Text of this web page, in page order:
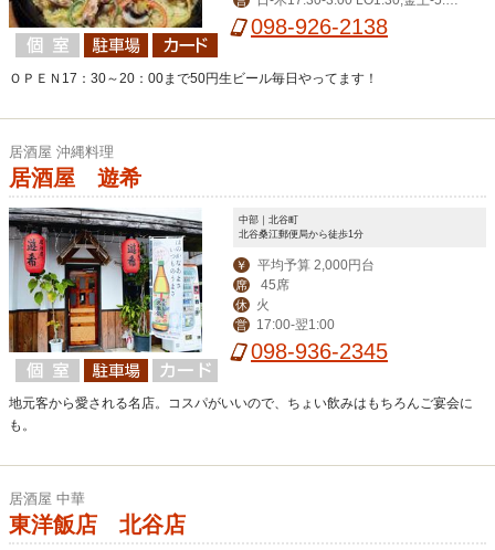
0 LO3:30
098-926-2138
ＯＰＥＮ17：30～20：00まで50円生ビール毎日やってます！
居酒屋 沖縄料理
居酒屋 遊希
中部｜北谷町
北谷桑江郵便局から徒歩1分
￥ 平均予算 2,000円台
席 45席
休 火
営 17:00-翌1:00
098-936-2345
地元客から愛される名店。コスパがいいので、ちょい飲みはもちろんご宴会に
も。
居酒屋 中華
東洋飯店 北谷店